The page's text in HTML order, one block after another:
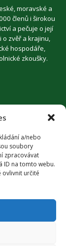
a/nebo
soubory
zpracovávat
ID na tomto webu.
ovlivnit určité
moravské a
členů i širokou
a pečuje o její
o zvěř a krajinu,
hospodáře,
zkoušky.